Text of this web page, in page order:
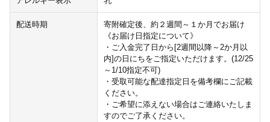
配送時期
寄附確定後、約２週間～１か月でお届け
《お届け日指定について》
・ご入金完了日から[2週間以降～2か月以
内]の日にちをご指定いただけます。(12/25
～1/10指定不可)
・受取可能な配達指定日を備考欄にご記載
ください。
・ご希望に添えない場合はご連絡いたしま
すのでご了承ください。